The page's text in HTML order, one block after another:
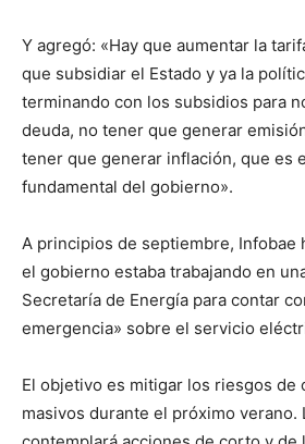
Y agregó: «Hay que aumentar la
que subsidiar el Estado y ya la
terminando con los subsidios para
deuda, no tener que generar
tener que generar inflación, que es
fundamental del gobierno».
A principios de septiembre, Infobae
el gobierno estaba trabajando en
Secretaría de Energía para contar
emergencia» sobre el servicio
El objetivo es mitigar los riesgos de
masivos durante el próximo verano.